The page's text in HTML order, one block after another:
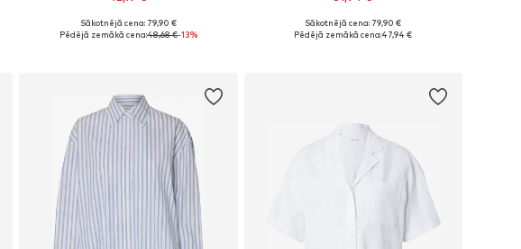
Pieejamie izmēri: 34, 36, 38, 40, 42
Sākotnējā cena: 79,90 €
Pēdējā zemākā cena:48,68 €-13%
Pieejamie izmēri: S, M, L
Sākotnējā cena: 79,90 €
Pēdējā zemākā cena:47,94 €